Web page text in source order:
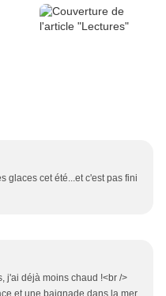
glaces cet été...et c'est pas fini
j'ai déjà moins chaud !<br />
et une baignade dans la mer